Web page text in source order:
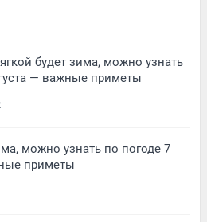
будет зима, можно узнать
— важные приметы
можно узнать по погоде 7
приметы